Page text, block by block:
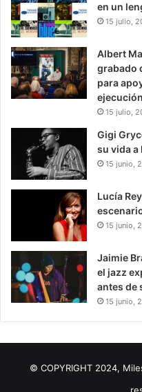
en un
15 julio,
Albert
grabado
para
15 julio,
Gigi
su vida a
15 junio,
Lucía
15 junio,
Jaimie
el jazz
antes de
15 junio,
© COPYRIGHT 2024,